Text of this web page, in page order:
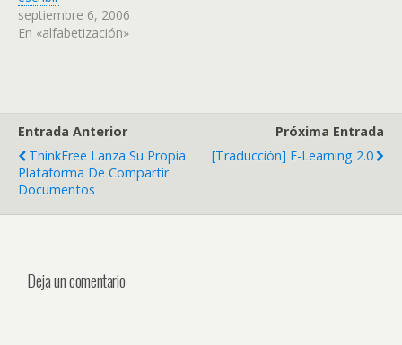
septiembre 6, 2006
En «alfabetización»
Entrada Anterior
ThinkFree Lanza Su Propia
Plataforma De Compartir
Documentos
Próxima Entrada
[traducción] E-Learning 2.0
Deja un comentario